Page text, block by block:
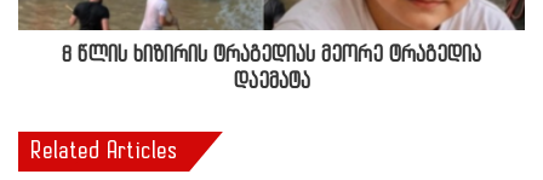
8 წლის ხიზირის ტრაგედიას მეორე ტრაგედია
დაემატა
Related Articles